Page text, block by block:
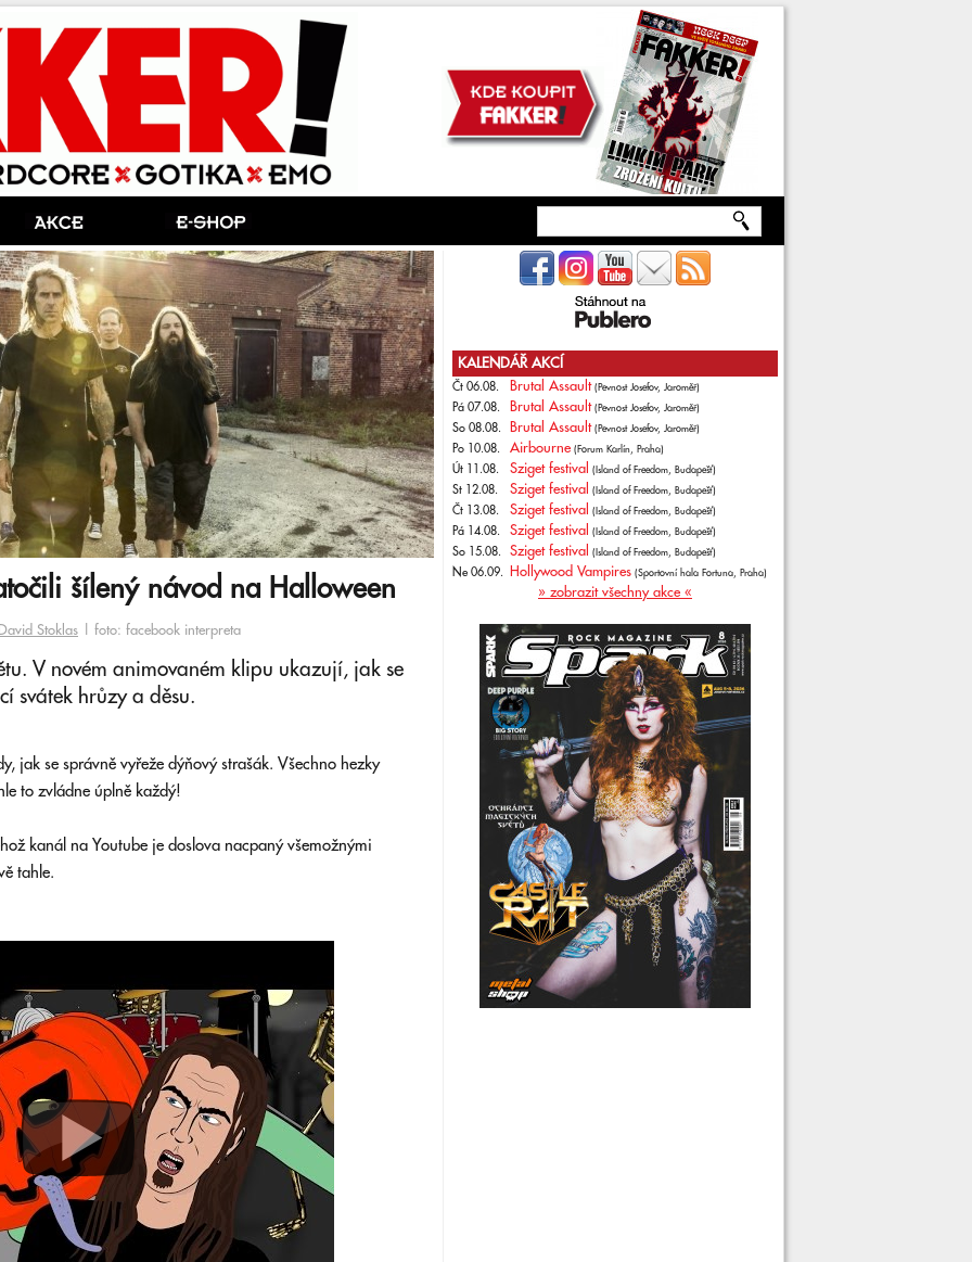
šílený návod na Halloween
Stoklas | foto: facebook interpreta
V novém animovaném klipu ukazují, jak se
svátek hrůzy a děsu.
jak se správně vyřeže dýňový strašák. Všechno hezky
to zvládne úplně každý!
kanál na Youtube je doslova nacpaný všemožnými
tahle.
KALENDÁŘ AKCÍ
Čt 06.08. Brutal Assault (Pevnost Josefov, Jaroměř)
Pá 07.08. Brutal Assault (Pevnost Josefov, Jaroměř)
So 08.08. Brutal Assault (Pevnost Josefov, Jaroměř)
Po 10.08. Airbourne (Forum Karlín, Praha)
Út 11.08. Sziget festival (Island of Freedom, Budapešť)
St 12.08. Sziget festival (Island of Freedom, Budapešť)
Čt 13.08. Sziget festival (Island of Freedom, Budapešť)
Pá 14.08. Sziget festival (Island of Freedom, Budapešť)
So 15.08. Sziget festival (Island of Freedom, Budapešť)
Ne 06.09. Hollywood Vampires (Sportovní hala Fortuna, Praha)
» zobrazit všechny akce «